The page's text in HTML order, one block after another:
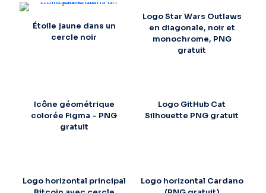
Étoile jaune dans un
cercle noir
Logo Star Wars Outlaws
en diagonale, noir et
monochrome, PNG
gratuit
Icône géométrique
colorée Figma – PNG
gratuit
Logo GitHub Cat
Silhouette PNG gratuit
Logo horizontal principal
Logo horizontal Cardano